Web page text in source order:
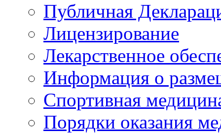
Публичная
Лицензирование
Лекарственное
Информация о
Спортивная
Порядки оказания